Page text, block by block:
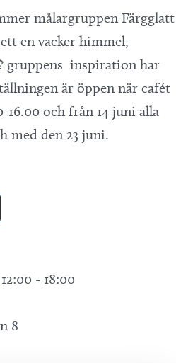
målargruppen Färgglatt
en vacker himmel,
gruppens inspiration har
är öppen när cafét
16.00 och från 14 juni alla
med den 23 juni.
- 18:00
8